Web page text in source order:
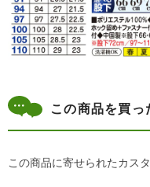
この商品を買っ
この商品に寄せられたカス